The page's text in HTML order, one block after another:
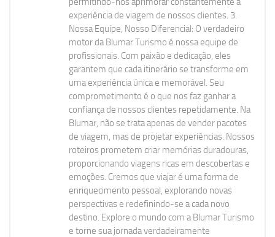
experiência de viagem de nossos clientes. 3.
Nossa Equipe, Nosso Diferencial: O verdadeiro
motor da Blumar Turismo é nossa equipe de
profissionais. Com paixão e dedicação, eles
garantem que cada itinerário se transforme em
uma experiência única e memorável. Seu
comprometimento é o que nos faz ganhar a
confiança de nossos clientes repetidamente. Na
Blumar, não se trata apenas de vender pacotes
de viagem, mas de projetar experiências. Nossos
roteiros prometem criar memórias duradouras,
proporcionando viagens ricas em descobertas e
emoções. Cremos que viajar é uma forma de
enriquecimento pessoal, explorando novas
perspectivas e redefinindo-se a cada novo
destino. Explore o mundo com a Blumar Turismo
e torne sua jornada verdadeiramente